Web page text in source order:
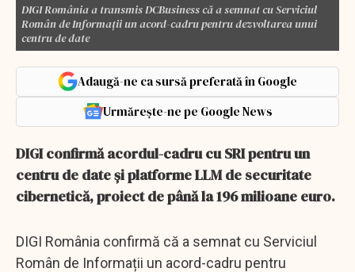
DIGI România a transmis DCBusiness că a semnat cu Serviciul
Român de Informații un acord-cadru pentru dezvoltarea unui
centru de date
Adaugă-ne ca sursă preferată în Google
Urmărește-ne pe Google News
DIGI confirmă acordul-cadru cu SRI pentru un
centru de date și platforme LLM de securitate
cibernetică, proiect de până la 196 milioane euro.
DIGI România confirmă că a semnat cu Serviciul
Român de Informații un acord-cadru pentru